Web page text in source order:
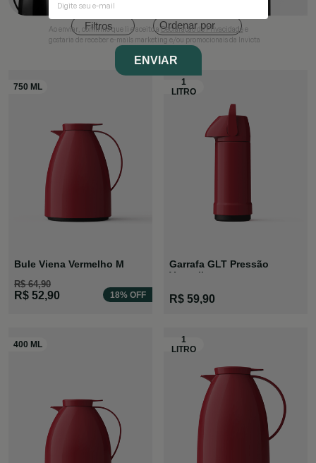
Filtros Ordenar por
Bule Viena Vermelho M
R$ 64,90
R$ 52,90 18% OFF
Garrafa GLT Pressão
Vermelha
R$ 59,90
Ao enviar, confirmo que li e aceito aDeclaração de Privacidadee
gostaria de receber e-mails marketing e/ou promocionais da Invicta
ENVIAR